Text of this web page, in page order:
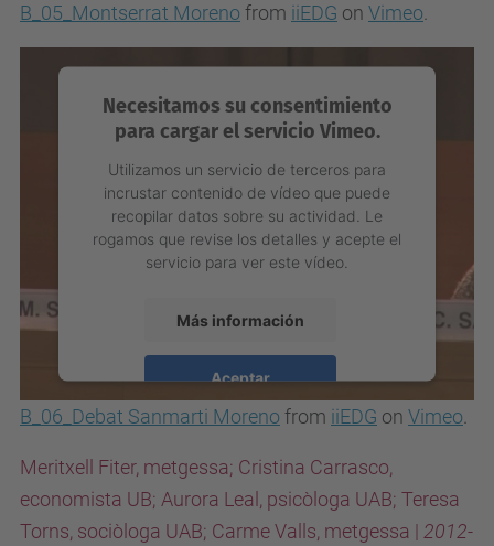
powered byUsercentrics Consent
B_05_Montserrat Moreno from iiEDG on Vimeo
Necesitamos su consentimiento
para cargar el servicio Vimeo.
Utilizamos un servicio de terceros para
incrustar contenido de vídeo que puede
recopilar datos sobre su actividad. Le
rogamos que revise los detalles y acepte el
servicio para ver este vídeo.
Más información
Aceptar
powered by Usercentrics Consent
B_06_Debat Sanmarti Moreno from iiEDG on Vimeo
Meritxell Fiter, metgessa; Cristina Carrasco,
economista UB; Aurora Leal, psicòloga UAB; Teresa
Torns, sociòloga UAB; Carme Valls, metgessa | 2012-